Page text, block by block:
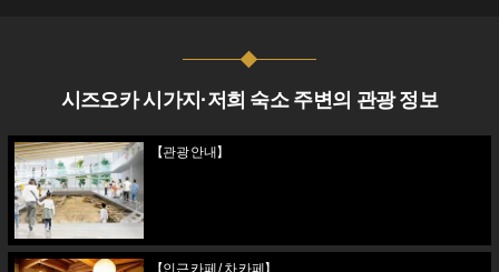
시즈오카 시가지·저희 숙소 주변의 관광 정보
【관광 안내】